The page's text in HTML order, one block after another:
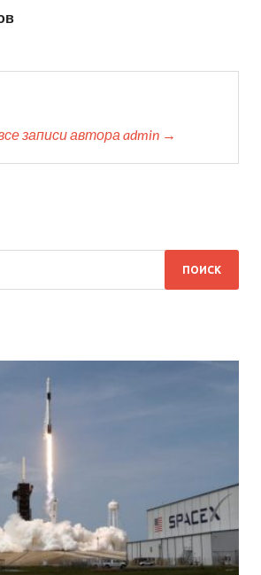
записи автора admin →